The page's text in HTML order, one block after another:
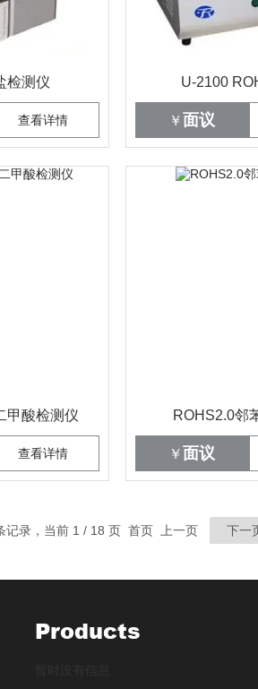
检测仪
查看详情
U-2100
￥ 面议
甲酸检测仪
查看详情
ROHS2.0邻
￥ 面议
记录，当前 1 / 18 页 首页 上一页 下一
Products